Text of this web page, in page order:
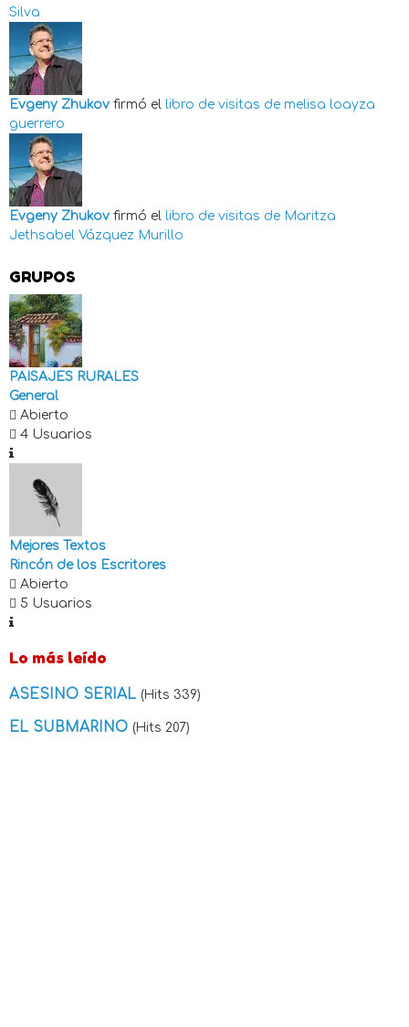
Silva
Evgeny Zhukov firmó el libro de visitas de melisa loayza
guerrero
Evgeny Zhukov firmó el libro de visitas de Maritza
Jethsabel Vázquez Murillo
GRUPOS
PAISAJES RURALES
General
Abierto
4 Usuarios
Mejores Textos
Rincón de los Escritores
Abierto
5 Usuarios
Lo más leído
ASESINO SERIAL (Hits 339)
EL SUBMARINO (Hits 207)